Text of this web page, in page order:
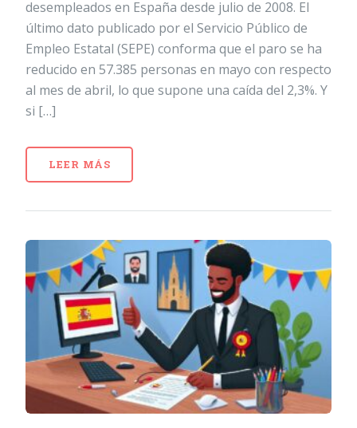
desempleados en España desde julio de 2008. El
último dato publicado por el Servicio Público de
Empleo Estatal (SEPE) conforma que el paro se ha
reducido en 57.385 personas en mayo con respecto
al mes de abril, lo que supone una caída del 2,3%. Y
si […]
LEER MÁS